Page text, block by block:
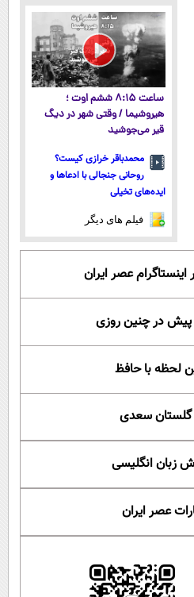
ساعت ۸:۱۵ ششم اوت ؛
هیروشیما / وقتی شهر در دیگ
قیر می‌جوشید
محمدباقر خرازی کیست؟
روحانی جنجالی با ادعاها و
ایده‌های تخیلی
فیلم های دیگر
عصر ایران
لحظه با حافظ
گلستان سعدی
زبان انگلیسی
عصر ایران